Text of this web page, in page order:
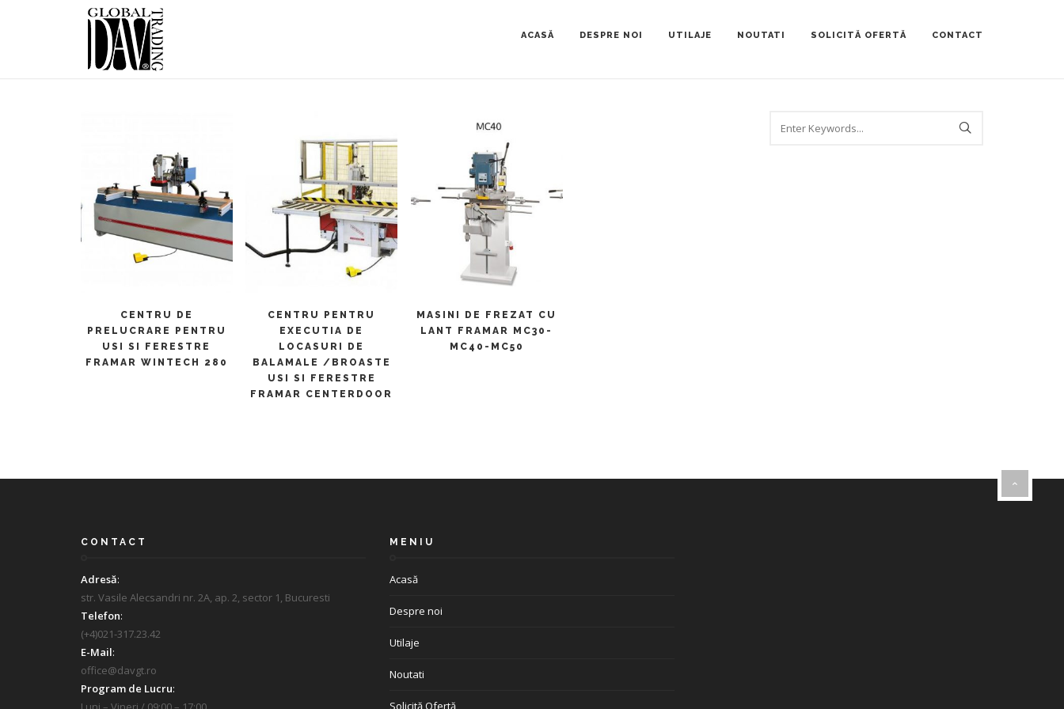
ACASĂ DESPRE NOI UTILAJE NOUTATI SOLICITĂ OFERTĂ CONTACT
CENTRU DE
PRELUCRARE PENTRU
USI SI FERESTRE
FRAMAR WINTECH 280
CENTRU PENTRU
EXECUTIA DE
LOCASURI DE
BALAMALE /BROASTE
USI SI FERESTRE
FRAMAR CENTERDOOR
MASINI DE FREZAT CU
LANT FRAMAR MC30-
MC40-MC50
CONTACT
Adresă:
str. Vasile Alecsandri nr. 2A, ap. 2, sector 1, Bucuresti
Telefon:
(+4)021-317.23.42
E-Mail:
office@davgt.ro
Program de Lucru:
MENIU
Acasă
Despre noi
Utilaje
Noutati
Solicită Ofertă